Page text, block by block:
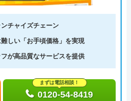
チャイズチェーン
しい「お手頃価格」を実現
が高品質なサービスを提供
まずは電話相談！
0120-54-8419